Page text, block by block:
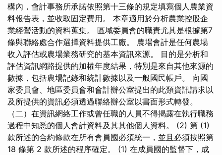
構內，會計事務所承諾依照第十三條的規定填寫個人農業資
料報告表，並收取固定費用。 本章適用於分析農業控股企
業經營活動的資料蒐集。 區域委員會的職責尤其是根據第7
條與聯絡處合作選擇資料提供工廠。 農場會計是任何農場
收入評估或農場業務研究的基本資訊來源。 目的是分析和
評估資訊網路提供的加權年度結果，特別是來自其他來源的
數據，包括農場記錄和統計數據以及一般國民帳戶。 向國
家委員會、地區委員會和會計辦公室提出的此類資訊請求以
及所提供的資訊必須透過聯絡辦公室以書面形式轉發。
（二）在資訊網絡工作或曾任職的人員不得揭露在執行職務
過程中知悉的個人會計資料及其其他個人資料。 (2) 第 (1)
款所述的合約條款在所有會員國必須統一，並且必須按照第
18 條第 2 款所述的程序確定。 (1) 在成員國的監督下，成